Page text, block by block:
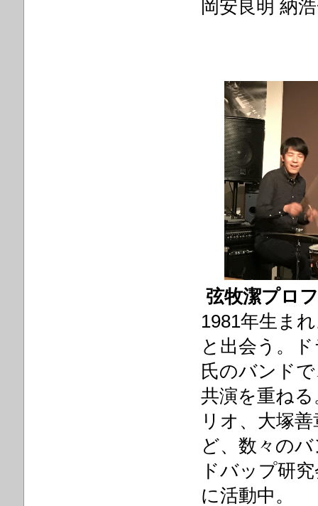
岡安良明 納
弦牧潔プロ
1981年生ま
と 出会う。
氏のバンド
共演を重ね
リオ、大塚
ど、数々の
ドバップ研
に活動中。